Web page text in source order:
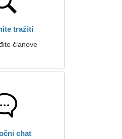
tražiti
članove
chat